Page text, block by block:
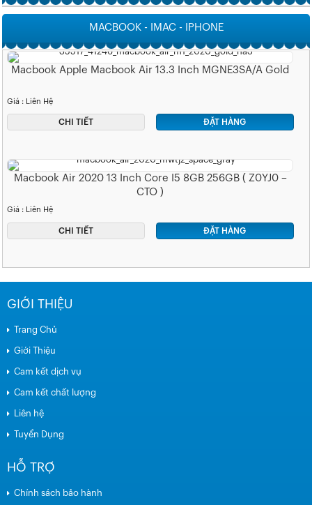
MACBOOK - IMAC - IPHONE
Macbook Apple Macbook Air 13.3 Inch MGNE3SA/A Gold
Giá : Liên Hệ
CHI TIẾT ĐẶT HÀNG
Macbook Air 2020 13 Inch Core I5 8GB 256GB ( Z0YJ0 –
CTO )
Giá : Liên Hệ
CHI TIẾT ĐẶT HÀNG
GIỚI THIỆU
Trang Chủ
Giới Thiệu
Cam kết dịch vụ
Cam kết chất lượng
Liên hệ
Tuyển Dụng
HỖ TRỢ
Chính sách bảo hành